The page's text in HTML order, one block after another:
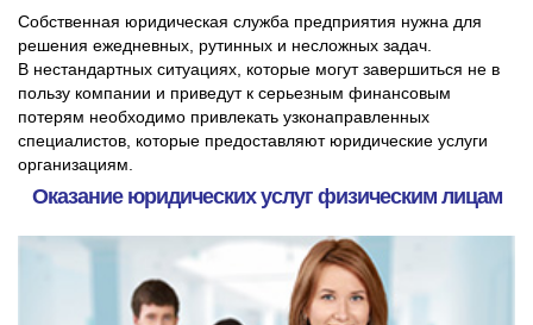
Собственная юридическая служба предприятия нужна для
решения ежедневных, рутинных и несложных задач.
В нестандартных ситуациях, которые могут завершиться не в
пользу компании и приведут к серьезным финансовым
потерям необходимо привлекать узконаправленных
специалистов, которые предоставляют юридические услуги
организациям.
Оказание юридических услуг физическим лицам